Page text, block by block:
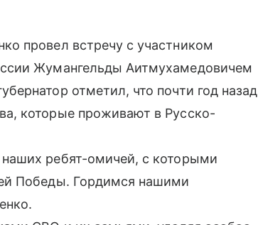
провел встречу с участником
Жумангельды Аитмухамедовичем
отметил, что почти год назад
которые проживают в Русско-
ребят-омичей, с которыми
Победы. Гордимся нашими